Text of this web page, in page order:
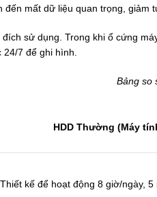
mất dữ liệu quan trọng, giảm
sử dụng. Trong khi ổ cứng
7 để ghi hình.
Bảng so
HDD Thường (Máy
Thiết kế để hoạt động 8 giờ/ngày, 5